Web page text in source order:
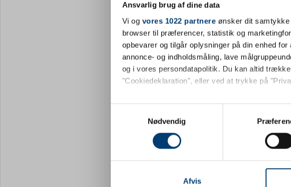
Ansvarlig brug af dine data
Vi og vores 1022 partnere ønsker dit
browser til præferencer, statistik og
opbevarer og tilgår oplysninger på din enhed
annonce- og indholdsmåling, lave
og i vores persondatapolitik. Du kan altid
"Cookiedeklaration", eller ved at trykke på
Hvis du tillader det, vil vi også gerne:
Indsamle præcise oplysninger om din
Dine valg anvendes på hele websitet.
Vi bruger cookies til at tilpasse vores indhold
vores trafik. Vi deler også oplysninger om din
Nødvendig
Afvis
Vis varianter
DESIGN MED LOGO
Poloshirt | økologisk